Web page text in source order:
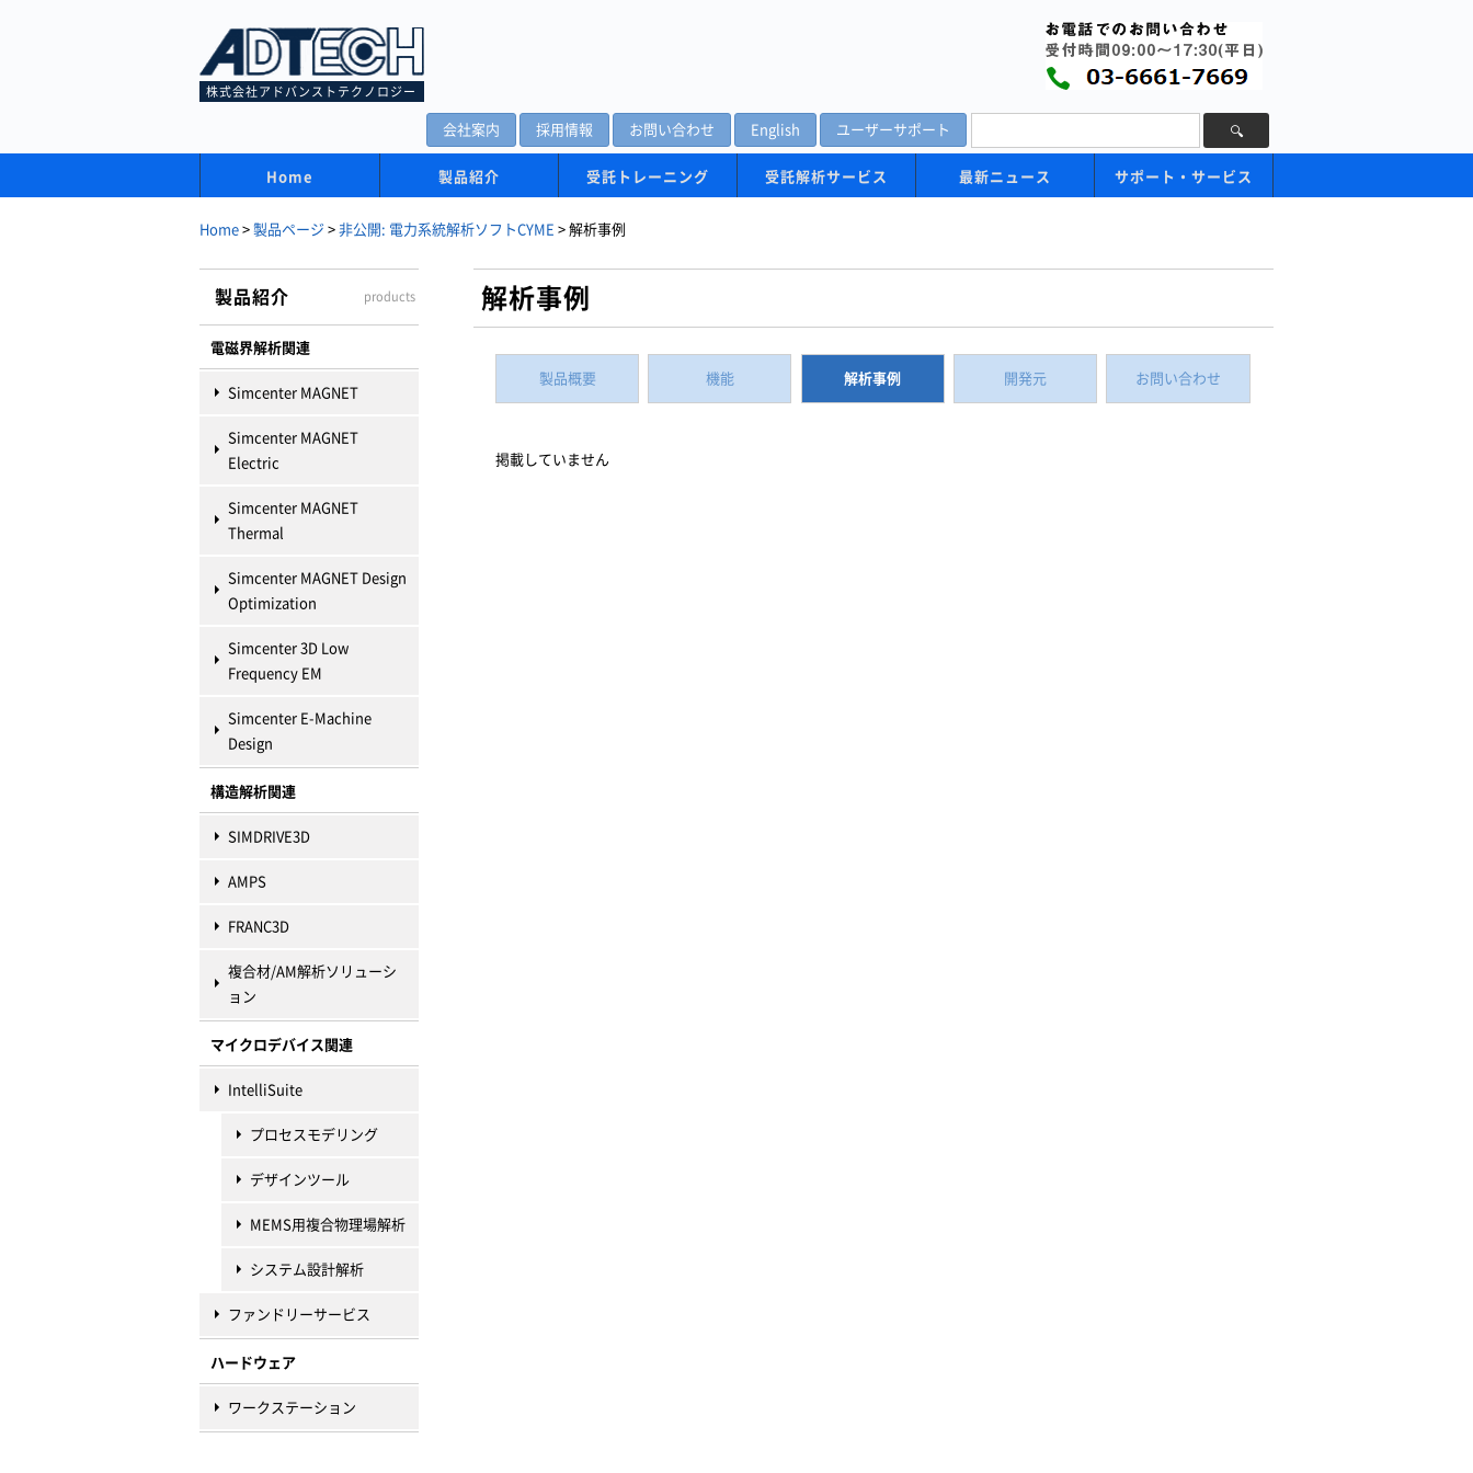
株式会社アドバンストテクノロジー
会社案内 採用情報 お問い合わせ English ユーザーサポート
Home 製品紹介 受託トレーニング 受託解析サービス 最新ニュース サポート・サービス
Home > 製品ページ > 非公開: 電力系統解析ソフトCYME > 解析事例
製品紹介 products
電磁界解析関連
Simcenter MAGNET
Simcenter MAGNET
Electric
Simcenter MAGNET
Thermal
Simcenter MAGNET Design
Optimization
Simcenter 3D Low
Frequency EM
Simcenter E-Machine
Design
構造解析関連
SIMDRIVE3D
AMPS
FRANC3D
複合材/AM解析ソリューシ
ョン
マイクロデバイス関連
IntelliSuite
プロセスモデリング
デザインツール
MEMS用複合物理場解析
システム設計解析
ファンドリーサービス
ハードウェア
ワークステーション
解析事例
製品概要 機能 解析事例 開発元 お問い合わせ
掲載していません